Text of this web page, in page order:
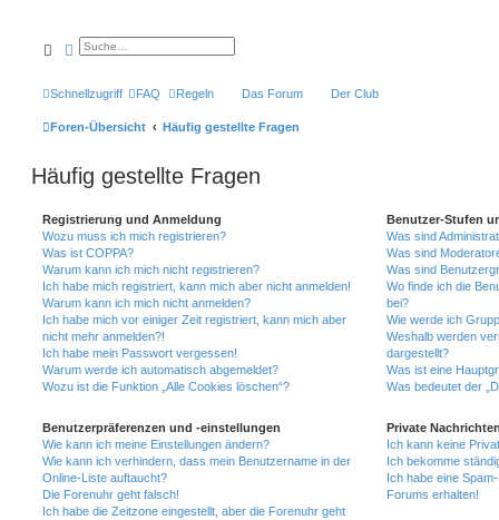
SucheErweiterte Suche
Schnellzugriff FAQ Regeln Das Forum Der Club
Foren-Übersicht Häufig gestellte Fragen
Häufig gestellte Fragen
Registrierung und Anmeldung
Wozu muss ich mich registrieren?
Was ist COPPA?
Warum kann ich mich nicht registrieren?
Ich habe mich registriert, kann mich aber nicht anmelden!
Warum kann ich mich nicht anmelden?
Ich habe mich vor einiger Zeit registriert, kann mich aber
nicht mehr anmelden?!
Ich habe mein Passwort vergessen!
Warum werde ich automatisch abgemeldet?
Wozu ist die Funktion „Alle Cookies löschen“?
Benutzerpräferenzen und -einstellungen
Wie kann ich meine Einstellungen ändern?
Wie kann ich verhindern, dass mein Benutzername in der
Online-Liste auftaucht?
Die Forenuhr geht falsch!
Ich habe die Zeitzone eingestellt, aber die Forenuhr geht
Benutzer-Stufen
Was sind
Was sind
Was sind
Wo finde ich die
bei?
Wie werde ich
Weshalb werden
dargestellt?
Was ist eine
Was bedeutet der
Private
Ich kann keine
Ich bekomme
Ich habe eine
Forums erhalten!